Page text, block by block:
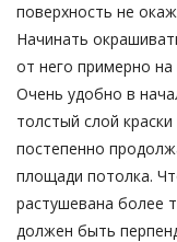
поверхность не
Начинать
от него примерно на
Очень удобно в
толстый слой
постепенно
площади потолка.
растушевана более
должен быть